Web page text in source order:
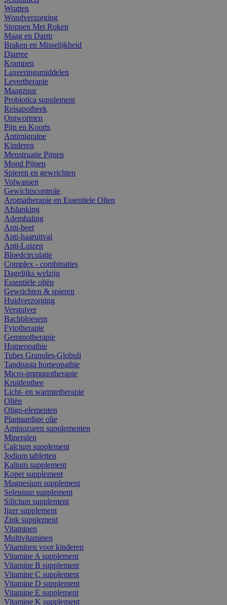
Wratten
Wondverzorging
Stoppen Met Roken
Maag en Darm
Braken en Misselijkheid
Diarree
Krampen
Laxeeringsmiddelen
Levertherapie
Maagzuur
Probiotica supplement
Reisapotheek
Ontwormen
Pijn en Koorts
Antimigraine
Kinderen
Menstruatie Pijnen
Mond Pijnen
Spieren en gewrichten
Volwassen
Gewichtscontrole
Aromatherapie en Essentiele Olien
Afslanking
Ademhaling
Anti-beet
Anti-haaruitval
Anti-Luizen
Bloedcirculatie
Complex - combinaties
Dagelijks welzijn
Essentiële oliën
Gewrichten & spieren
Huidverzorging
Verstuiver
Bachbloesem
Fytotherapie
Gemmotherapie
Homeopathie
Tubes Granules-Globuli
Tandpasta homeopathie
Micro-immunotherapie
Kruidenthee
Licht- en warmtetherapie
Oliën
Oligo-elementen
Plantaardige olie
Aminozuren supplementen
Mineralen
Calcium supplement
Jodium tabletten
Kalium supplement
Koper supplement
Magnesium supplement
Selenium supplement
Silicium supplement
Ijzer supplement
Zink supplement
Vitaminen
Multivitaminen
Vitaminen voor kinderen
Vitamine A supplement
Vitamine B supplement
Vitamine C supplement
Vitamine D supplement
Vitamine E supplement
Vitamine K supplement